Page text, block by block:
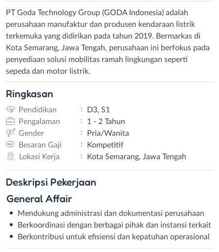
PT Goda Technology Group (GODA Indonesia) adalah
perusahaan manufaktur dan produsen kendaraan listrik
terkemuka yang didirikan pada tahun 2019. Bermarkas di
Kota Semarang, Jawa Tengah, perusahaan ini berfokus pada
penyediaan solusi mobilitas ramah lingkungan seperti
sepeda dan motor listrik.
Ringkasan
Pendidikan :
D3, S1
Pengalaman
:
1 - 2 Tahun
Gender
:
Pria/Wanita
Besaran Gaji
:
Kompetitif
Lokasi Kerja
: Kota Semarang, Jawa Tengah
Deskripsi Pekerjaan
General Affair
Mendukung administrasi dan dokumentasi perusahaan
Berkoordinasi dengan berbagai pihak dan instansi terkait
Berkontribusi untuk efisiensi dan kepatuhan operasional